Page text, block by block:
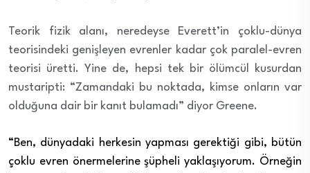
Teorik fizik alanı, neredeyse Everett’in çoklu-dünya
teorisindeki genişleyen evrenler kadar çok paralel-evren
teorisi üretti. Yine de, hepsi tek bir ölümcül kusurdan
mustaripti: “Zamandaki bu noktada, kimse onların var
olduğuna dair bir kanıt bulamadı” diyor Greene.
“Ben, dünyadaki herkesin yapması gerektiği gibi, bütün
çoklu evren önermelerine şüpheli yaklaşıyorum. Örneğin